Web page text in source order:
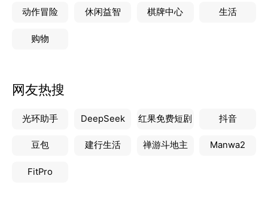
动作冒险 休闲益智 棋牌中心 生活
购物
网友热搜
光环助手 DeepSeek 红果免费短剧 抖音
豆包 建行生活 禅游斗地主 Manwa2
FitPro